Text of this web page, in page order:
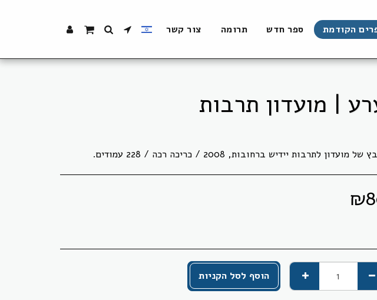
הקודמת ספר חדש תרומה צור קשר
| מועדון תרבות
של מועדון לתרבות יידיש ברחובות, 2008 / כריכה רכה / 228 עמודים.
₪
הוסף לסל הקניות